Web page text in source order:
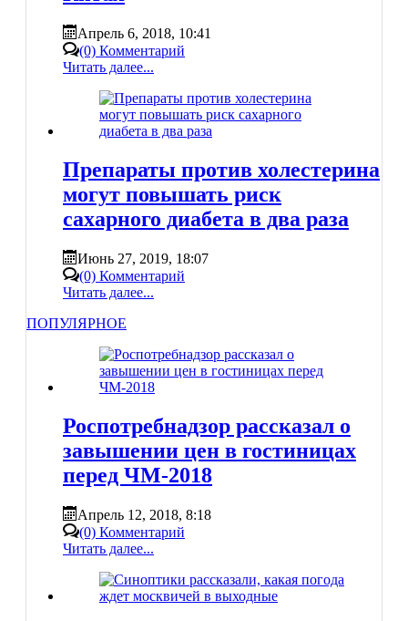
Апрель 6, 2018, 10:41
(0) Комментарий
Читать далее...
Препараты против холестерина
могут повышать риск
сахарного диабета в два раза
Июнь 27, 2019, 18:07
(0) Комментарий
Читать далее...
ПОПУЛЯРНОЕ
Роспотребнадзор рассказал о
завышении цен в гостиницах
перед ЧМ-2018
Апрель 12, 2018, 8:18
(0) Комментарий
Читать далее...